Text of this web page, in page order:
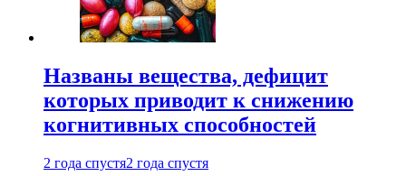
Названы вещества, дефицит
которых приводит к снижению
когнитивных способностей
2 года спустя2 года спустя